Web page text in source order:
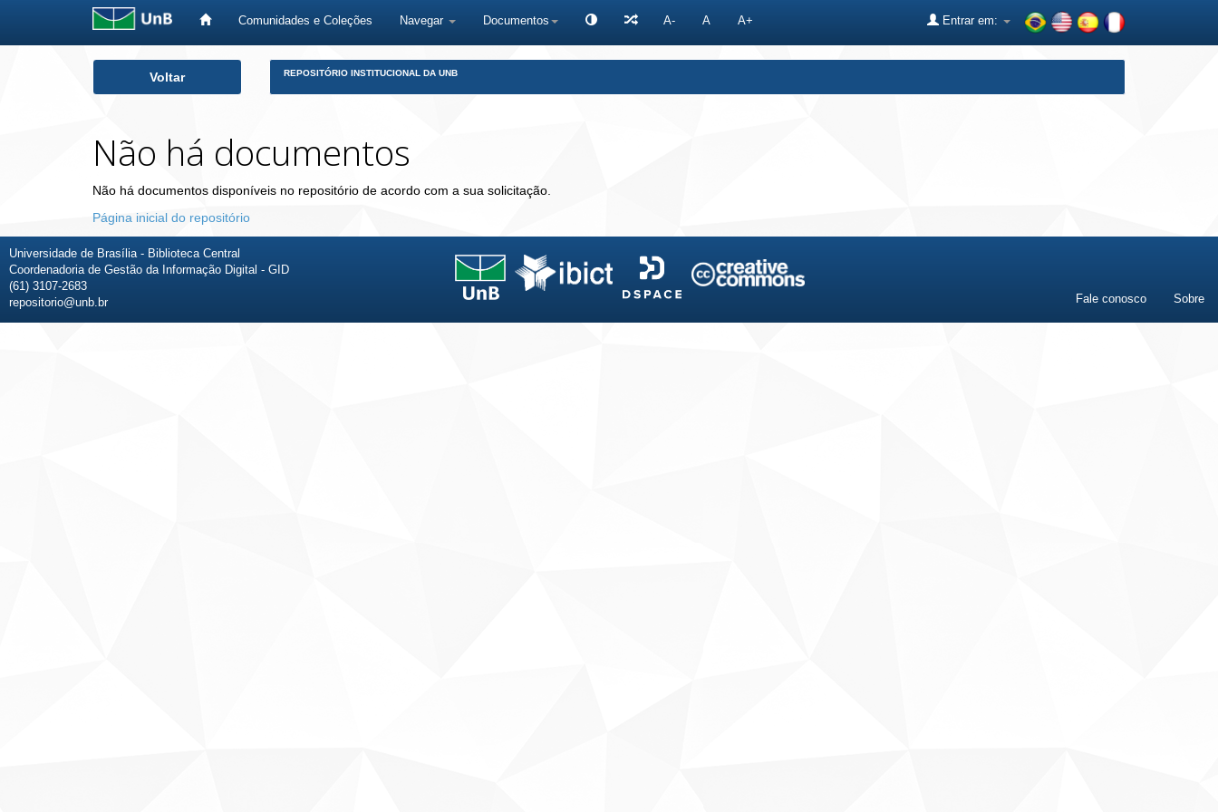
Comunidades e Coleções Navegar Documentos A- A A+ Entrar em:
Voltar REPOSITÓRIO INSTITUCIONAL DA UNB
Não há documentos
Não há documentos disponíveis no repositório de acordo com a sua solicitação.
Página inicial do repositório
Universidade de Brasília - Biblioteca Central
Coordenadoria de Gestão da Informação Digital - GID
(61) 3107-2683
repositorio@unb.br
Fale conosco Sobre